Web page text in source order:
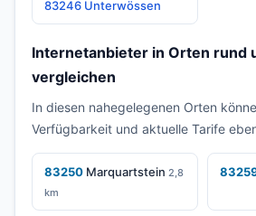
83246 Unterwössen
Internetanbieter in Orten rund
vergleichen
In diesen nahegelegenen Orten
Verfügbarkeit und aktuelle Tarife
83250 Marquartstein 2,8
km